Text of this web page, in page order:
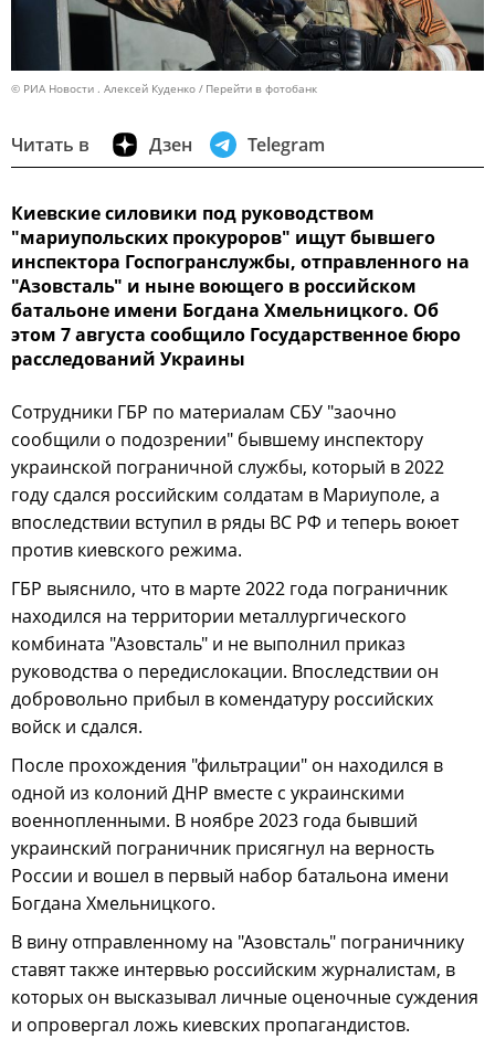
© РИА Новости . Алексей Куденко Перейти в фотобанк
Читать в Дзен Telegram
Киевские силовики под руководством
"мариупольских прокуроров" ищут бывшего
инспектора Госпогранслужбы, отправленного на
"Азовсталь" и ныне воющего в российском
батальоне имени Богдана Хмельницкого. Об
этом 7 августа сообщило Государственное бюро
расследований Украины
Сотрудники ГБР по материалам СБУ "заочно
сообщили о подозрении" бывшему инспектору
украинской пограничной службы, который в 2022
году сдался российским солдатам в Мариуполе, а
впоследствии вступил в ряды ВС РФ и теперь воюет
против киевского режима.
ГБР выяснило, что в марте 2022 года пограничник
находился на территории металлургического
комбината "Азовсталь" и не выполнил приказ
руководства о передислокации. Впоследствии он
добровольно прибыл в комендатуру российских
войск и сдался.
После прохождения "фильтрации" он находился в
одной из колоний ДНР вместе с украинскими
военнопленными. В ноябре 2023 года бывший
украинский пограничник присягнул на верность
России и вошел в первый набор батальона имени
Богдана Хмельницкого.
В вину отправленному на "Азовсталь" пограничнику
ставят также интервью российским журналистам, в
которых он высказывал личные оценочные суждения
и опровергал ложь киевских пропагандистов.